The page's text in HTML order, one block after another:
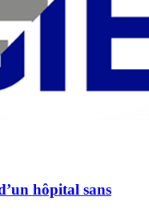
hôpital sans